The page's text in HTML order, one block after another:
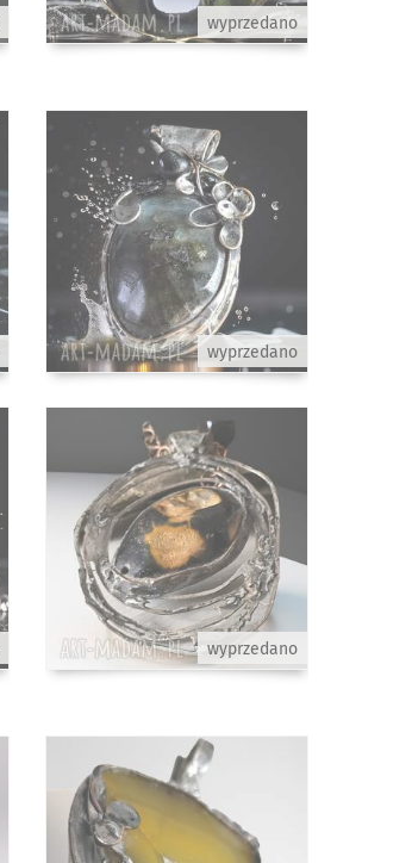
wyprzedano
wyprzedano
wyprzedano